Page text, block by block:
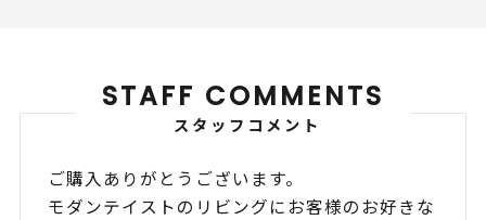
STAFF COMMENTS
スタッフコメント
ご購入ありがとうございます。
モダンテイストのリビングにお客様のお好きな